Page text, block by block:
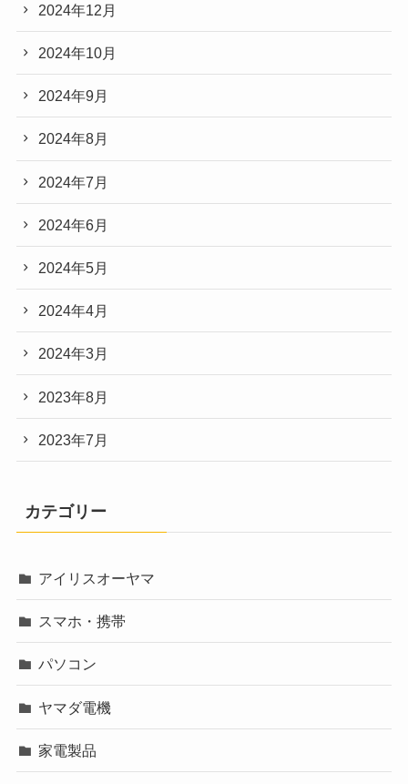
2024年12月
2024年10月
2024年9月
2024年8月
2024年7月
2024年6月
2024年5月
2024年4月
2024年3月
2023年8月
2023年7月
カテゴリー
アイリスオーヤマ
スマホ・携帯
パソコン
ヤマダ電機
家電製品